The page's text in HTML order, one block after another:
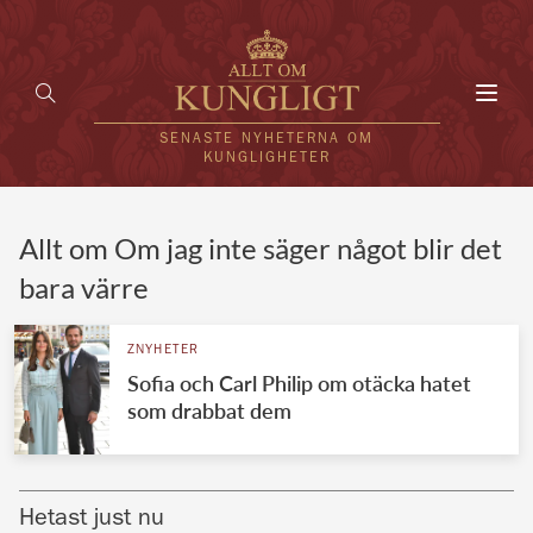
SENASTE NYHETERNA OM
KUNGLIGHETER
KÄNDISAR
VÄRLDENS KUNGAHUS
Svenska kungahuset
Allt om Om jag inte säger något blir det
bara värre
ZNYHETER
Sofia och Carl Philip om otäcka hatet
som drabbat dem
Hetast just nu